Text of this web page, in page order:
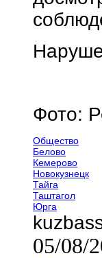
Фото:
Общество
Белово
Кемерово
Новокузнецк
Тайга
Таштагол
Юрга
05/08/